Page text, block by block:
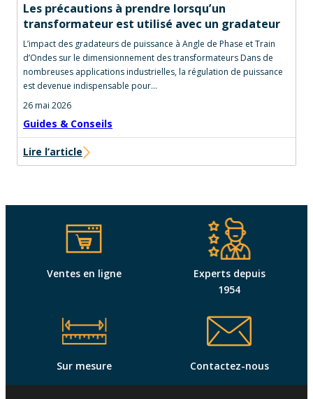
Les précautions à prendre lorsqu’un
transformateur est utilisé avec un gradateur
L’impact des gradateurs de puissance à Angle de Phase et Train
d’Ondes sur le dimensionnement des transformateurs Dans de
nombreuses applications industrielles, la régulation de puissance
est devenue indispensable pour…
26 mai 2026
Guides & Conseils
Lire l’article
Ventes en ligne
Experts depuis
1954
Sur mesure Contactez-nous